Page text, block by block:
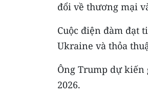
đổi về thương mại
Cuộc điện đàm đạt
Ukraine và thỏa
Ông Trump dự kiến
2026.